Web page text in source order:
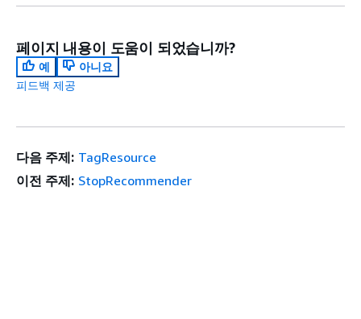
페이지 내용이 도움이 되었습니까?
예
아니요
피드백 제공
다음 주제: TagResource
이전 주제: StopRecommender